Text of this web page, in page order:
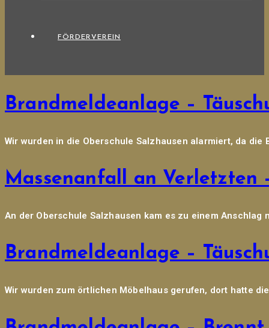
FÖRDERVEREIN
Brandmeldeanlage –
Wir wurden in die Oberschule Salzhausen alarmiert, da
Massenanfall an Verletzten
An der Oberschule Salzhausen kam es zu einem
Brandmeldeanlage –
Wir wurden zum örtlichen Möbelhaus gerufen, dort hatte